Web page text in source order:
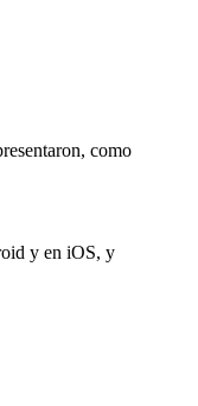
como
y en iOS, y